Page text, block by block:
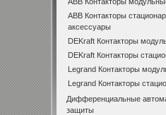
ABB Контакторы
аксессуары
DEKraft Контакторы
DEKraft Контакторы
Legrand Контакторы
Legrand Контакторы
Дифференциальные
защиты